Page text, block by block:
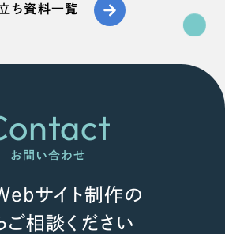
ち資料一覧
お問い合わせ
サイト制作の
ご相談ください